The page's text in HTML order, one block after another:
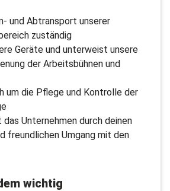
und Abtransport unserer
zuständig
Geräte und unterweist unsere
der Arbeitsbühnen und
um die Pflege und Kontrolle der
das Unternehmen durch deinen
freundlichen Umgang mit den
wichtig